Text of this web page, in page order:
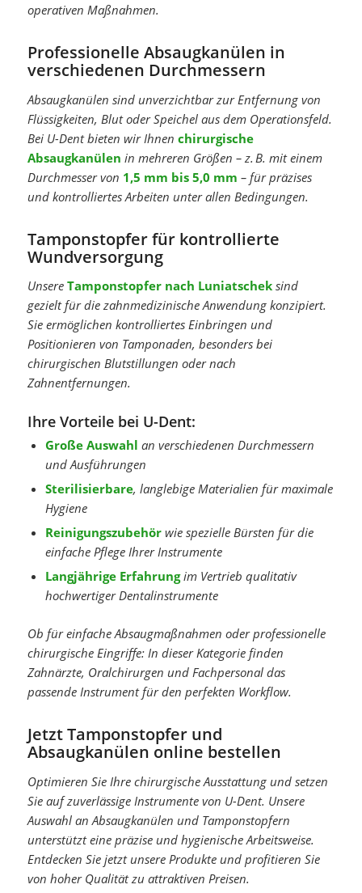
operativen Maßnahmen.
Professionelle Absaugkanülen in
verschiedenen Durchmessern
Absaugkanülen sind unverzichtbar zur Entfernung von
Flüssigkeiten, Blut oder Speichel aus dem Operationsfeld.
Bei U-Dent bieten wir Ihnen chirurgische
Absaugkanülen in mehreren Größen – z. B. mit einem
Durchmesser von 1,5 mm bis 5,0 mm – für präzises
und kontrolliertes Arbeiten unter allen Bedingungen.
Tamponstopfer für kontrollierte
Wundversorgung
Unsere Tamponstopfer nach Luniatscheksind
gezielt für die zahnmedizinische Anwendung konzipiert.
Sie ermöglichen kontrolliertes Einbringen und
Positionieren von Tamponaden, besonders bei
chirurgischen Blutstillungen oder nach
Zahnentfernungen.
Ihre Vorteile bei U-Dent:
Große Auswahl an verschiedenen Durchmessern
und Ausführungen
Sterilisierbare, langlebige Materialien für maximale
Hygiene
Reinigungszubehörwie spezielle Bürsten für die
einfache Pflege Ihrer Instrumente
Langjährige Erfahrungim Vertrieb qualitativ
hochwertiger Dentalinstrumente
Ob für einfache Absaugmaßnahmen oder professionelle
chirurgische Eingriffe: In dieser Kategorie finden
Zahnärzte, Oralchirurgen und Fachpersonal das
passende Instrument für den perfekten Workflow.
Jetzt Tamponstopfer und
Absaugkanülen online bestellen
Optimieren Sie Ihre chirurgische Ausstattung und setzen
Sie auf zuverlässige Instrumente von U-Dent. Unsere
Auswahl an Absaugkanülen und Tamponstopfern
unterstützt eine präzise und hygienische Arbeitsweise.
Entdecken Sie jetzt unsere Produkte und profitieren Sie
von hoher Qualität zu attraktiven Preisen.